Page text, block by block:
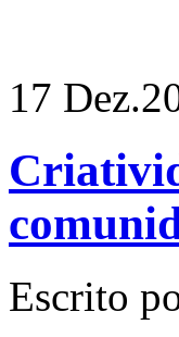
17 Dez.
Escrito